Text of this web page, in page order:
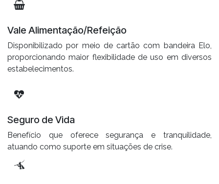
Vale Alimentação/Refeição
Disponibilizado por meio de cartão com bandeira Elo,
proporcionando maior flexibilidade de uso em diversos
estabelecimentos.
Seguro de Vida
Benefício que oferece segurança e tranquilidade,
atuando como suporte em situações de crise.